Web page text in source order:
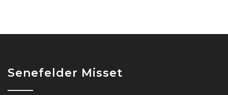
Senefelder Misset